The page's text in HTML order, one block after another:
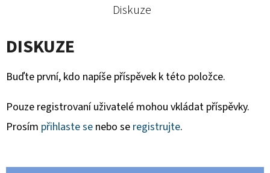
Diskuze
DISKUZE
Buďte první, kdo napíše příspěvek k této položce.
Pouze registrovaní uživatelé mohou vkládat příspěvky.
Prosím přihlaste se nebo se registrujte.